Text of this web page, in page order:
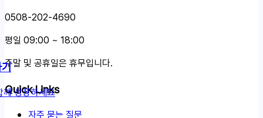
0508-202-4690
평일 09:00 ~ 18:00
주말 및 공휴일은 휴무입니다.
Quick Links
자주 묻는 질문
께 성장하세요